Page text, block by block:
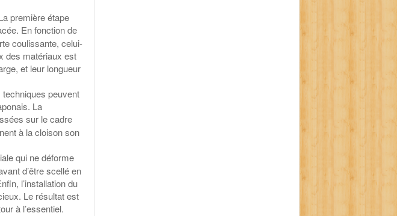
première étape
En fonction de
coulissante, celui-
des matériaux est
et leur longueur
peuvent
La
sur le cadre
à la cloison son
qui ne déforme
d’être scellé en
l’installation du
Le résultat est
à l’essentiel.